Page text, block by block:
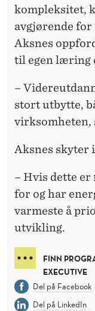
kompleksitet,
avgjørende for
Aksnes
til egen læring
–
stort utbytte,
virksomheten,
Aksnes skyter
– Hvis dette
for og har
varmeste å
utvikling.
FINN
EXECUTIVE
Del på Facebook
Del på LinkedIn